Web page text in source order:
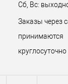
Сб, Вс:
Заказы через
принимаются
круглосуточно